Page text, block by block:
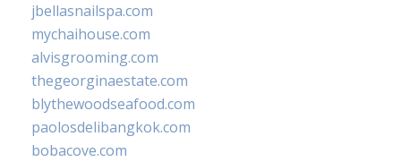
jbellasnailspa.com
mychaihouse.com
alvisgrooming.com
thegeorginaestate.com
blythewoodseafood.com
paolosdelibangkok.com
bobacove.com